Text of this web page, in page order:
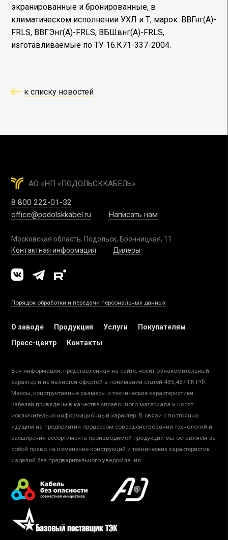
экранированные и бронированные, в
климатическом исполнении УХЛ и Т, марок: BBГнг(A)-
FRLS, BBГЭнг(A)-FRLS, ВБШвнг(A)-FRLS,
изготавливаемые по ТУ 16.К71-337-2004.
к списку новостей
АО «НП «ПОДОЛЬСККАБЕЛЬ»
8 800 222-01-32
office@podolskkabel.ru
Написать нам
Московская область, Подольск, Бронницкая, 11
Контактная информация
Дилеры
Порядок обработки и передачи персональных данных
О заводе Продукция Услуги
Покупателям
Пресс-центр
Контакты
Вся информация, представленная на сайте, носит ознакомительный
характер и не является офертой в понимании статей 435,437 ГК РФ.
Массы, конструктивные размеры и технические характеристики
кабелей приведены в качестве справочного материала и носят
исключительно информационный характер. В связи с постоянно
идущим на предприятии процессом совершенствования технологий и
расширения ассортимента производимой продукции мы оставляем за
собой право на изменение конструкций и технических характеристик
изделий без предварительного уведомления.